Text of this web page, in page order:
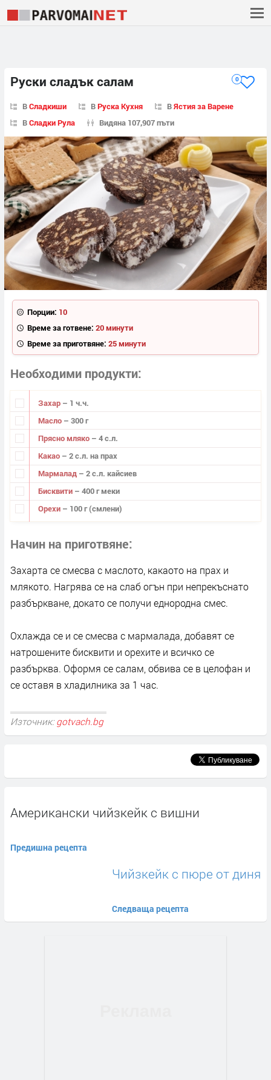
Руски сладък салам 0
ВСладкиши ВРуска Кухня ВЯстия за Варене
ВСладки Рула Видяна 107,907 пъти
Порции: 10
Време за готвене: 20 минути
Време за приготвяне: 25 минути
Необходими продукти
Захар – 1 ч.ч.
Масло – 300 г
Прясно мляко – 4 с.л.
Какао – 2 с.л. на прах
Мармалад – 2 с.л. кайсиев
Бисквити – 400 г меки
Орехи – 100 г (смлени)
Начин на приготвяне
Захарта се смесва с маслото, какаото на прах и
млякото. Нагрява се на слаб огън при непрекъснато
разбъркване, докато се получи еднородна смес.
Охлажда се и се смесва с мармалада, добавят се
натрошените бисквити и орехите и всичко се
разбърква. Оформя се салам, обвива се в целофан и
се оставя в хладилника за 1 час.
Източник: gotvach.bg
Американски чийзкейк с вишни
Предишна рецепта
Чийзкейк с пюре от диня
Следваща рецепта